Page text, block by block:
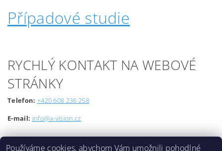
Případové studie
RYCHLÝ KONTAKT NA WEBOVÉ
STRÁNKY
Telefon: +420 608 236 258
E-mail: info@x-vision.cz
Používáme cookies, abychom Vám umožnili pohodlné